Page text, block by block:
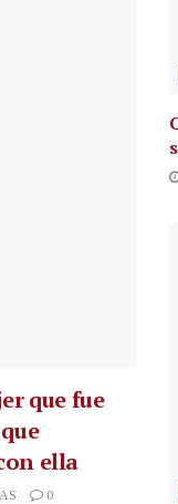
que fue
ella
0